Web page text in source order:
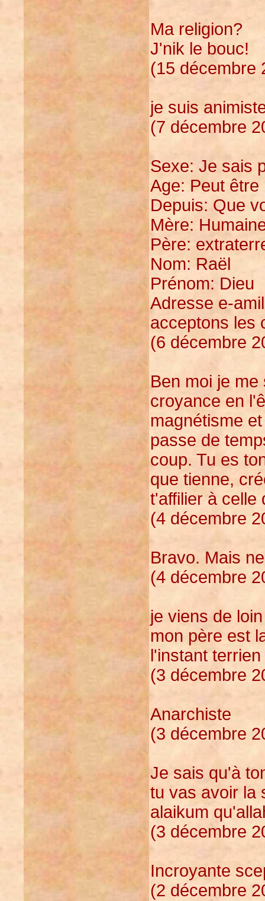
Ma religion?
J'nik le bouc!
(15 décembre
je suis
(7 décembre
Sexe: Je sais
Age: Peut
Depuis: Que
Mère:
Père:
Nom: Raël
Prénom: Dieu
Adresse e-
acceptons les
(6 décembre
Ben moi je
croyance en
magnétisme
passe de
coup. Tu es
que tienne,
t'affilier à celle
(4 décembre
Bravo. Mais
(4 décembre
je viens de
mon père est
l'instant terrien
(3 décembre
Anarchiste
(3 décembre
Je sais qu'à
tu vas avoir la
alaikum
(3 décembre
Incroyante
(2 décembre